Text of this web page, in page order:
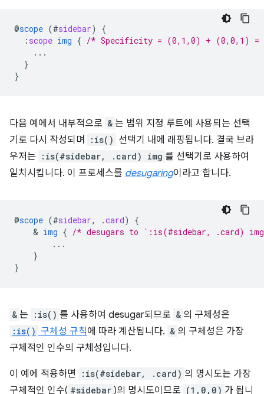
@scope (#sidebar)
{
: scope img { /* Specificity = (0,1,0) + (0,0,1)
...
}
}
다음 예에서 내부적으로 & 는 범위 지정 루트에 사용되는 선택
기로 다시 작성되며
:is() 선택기 내에 래핑됩니다. 결국 브라
우저는
:is(#sidebar, .card) img 를 선택기로 사용하여
일치시킵니다. 이 프로세스를 desugaring이라고 합니다.
@scope (#sidebar, .card)
{
    &
img { /* desugars to `:is(#sidebar, .card)
...
}
}
& 는 :is() 를 사용하여 desugar되므로 & 의 구체성은
:is() 구체성 규칙에 따라 계산됩니다. & 의 구체성은 가장
구체적인 인수의 구체성입니다.
이 예에 적용하면 :is(#sidebar, .card) 의 명시도는 가장
구체적인 인수( #sidebar )의 명시도이므로 (1,0,0) 가 됩니